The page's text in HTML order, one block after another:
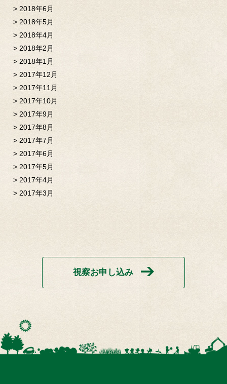
2018年6月
2018年5月
2018年4月
2018年2月
2018年1月
2017年12月
2017年11月
2017年10月
2017年9月
2017年8月
2017年7月
2017年6月
2017年5月
2017年4月
2017年3月
視察お申し込み